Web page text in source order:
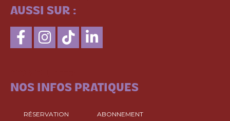
AUSSI SUR :
NOS INFOS PRATIQUES
RÉSERVATION ABONNEMENT